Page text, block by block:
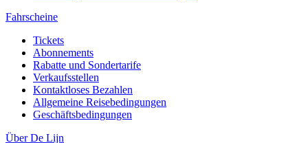
Fahrscheine
Tickets
Abonnements
Rabatte und Sondertarife
Verkaufsstellen
Kontaktloses Bezahlen
Allgemeine Reisebedingungen
Geschäftsbedingungen
Über De Lijn